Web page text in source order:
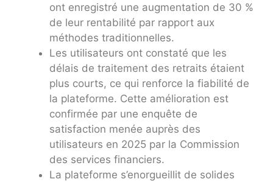
ont enregistré une augmentation de 30 %
de leur rentabilité par rapport aux
méthodes traditionnelles.
Les utilisateurs ont constaté que les
délais de traitement des retraits étaient
plus courts, ce qui renforce la fiabilité de
la plateforme. Cette amélioration est
confirmée par une enquête de
satisfaction menée auprès des
utilisateurs en 2025 par la Commission
des services financiers.
La plateforme s’enorgueillit de solides